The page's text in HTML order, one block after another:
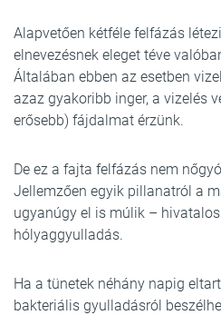
Alapvetően kétféle felfázás
elnevezésnek eleget téve
Általában ebben az esetben
azaz gyakoribb inger, a vizelés
erősebb) fájdalmat érzünk.
De ez a fajta felfázás nem
Jellemzően egyik pillanatról a
ugyanúgy el is múlik –
hólyaggyulladás.
Ha a tünetek néhány napig
bakteriális gyulladásról